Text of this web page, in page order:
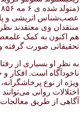
عصب‌شناس اتریشی و
هم اکنون به کمک
تحقیقاتی صورت
به نظر او بسیاری از
ناخودآگاه است. افکار
ویژه از نوع
اختلالات روانی
آگاهی از طریق